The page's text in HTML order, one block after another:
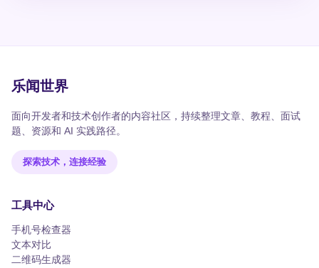
乐闻世界
面向开发者和技术创作者的内容社区，持续整理文章、教程、面试
题、资源和 AI 实践路径。
探索技术，连接经验
工具中心
手机号检查器
文本对比
二维码生成器